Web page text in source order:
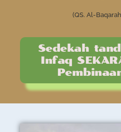
(QS. Al-
Sedekah
Infaq